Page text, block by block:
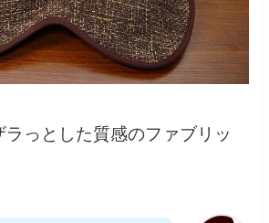
っとした質感のファブリッ